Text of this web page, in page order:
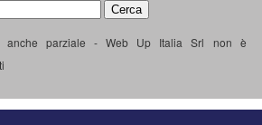
anche parziale - Web Up Italia Srl non è